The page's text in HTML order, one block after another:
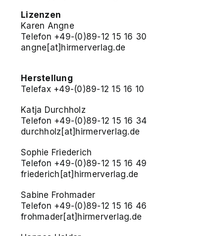
Lizenzen
Karen Angne
Telefon +49-(0)89-12 15 16 30
angne[at]hirmerverlag.de
Herstellung
Telefax +49-(0)89-12 15 16 10
Katja Durchholz
Telefon +49-(0)89-12 15 16 34
durchholz[at]hirmerverlag.de
Sophie Friederich
Telefon +49-(0)89-12 15 16 49
friederich[at]hirmerverlag.de
Sabine Frohmader
Telefon +49-(0)89-12 15 16 46
frohmader[at]hirmerverlag.de